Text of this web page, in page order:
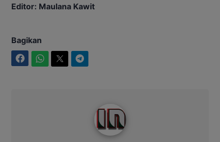
Editor: Maulana Kawit
Bagikan